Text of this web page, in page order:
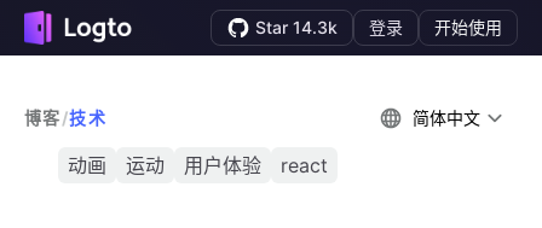
Star 14.3k 登录 开始使用
博客/技术 简体中文
动画 运动 用户体验 react